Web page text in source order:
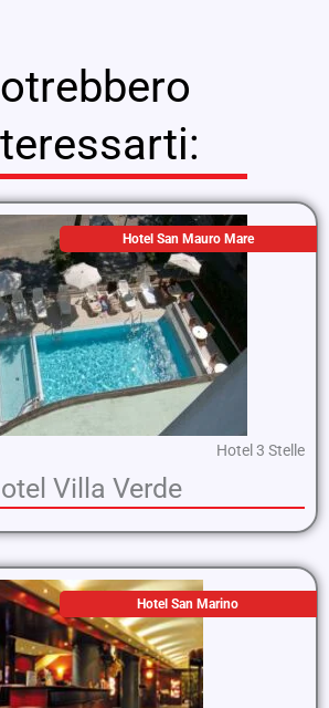
Hotel San Mauro Mare
Hotel 3 Stelle
Villa Verde
Hotel San Marino